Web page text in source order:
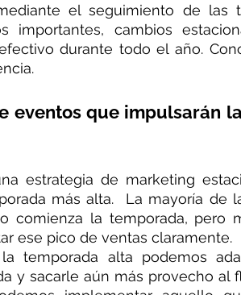
el seguimiento de las
importantes, cambios
durante todo el año.
eventos que impulsarán
estrategia de marketing
más alta.  La mayoría de
comienza la temporada, pero
ese pico de ventas claramente.
temporada alta podemos
y sacarle aún más provecho al